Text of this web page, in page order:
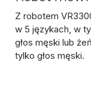
Z robotem
w 5 językach, w
głos męski lub
tylko głos męski.